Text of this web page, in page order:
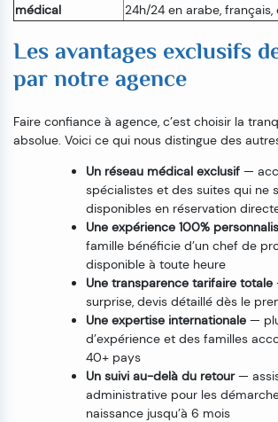
médical
24h/24 en arabe, français,
Les avantages exclusifs
par notre agence
Faire confiance à agence, c’est choisir la
absolue. Voici ce qui nous distingue des
Un réseau médical exclusif —
spécialistes et des suites qui ne
disponibles en réservation
Une expérience 100%
famille bénéficie d’un chef de
disponible à toute heure
Une transparence tarifaire totale
surprise, devis détaillé dès le
Une expertise internationale —
d’expérience et des familles
40+ pays
Un suivi au-delà du retour—
administrative pour les
naissance jusqu’à 6 mois